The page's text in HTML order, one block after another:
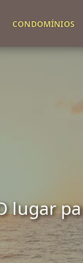
CONDOMÍNIOS
lugar